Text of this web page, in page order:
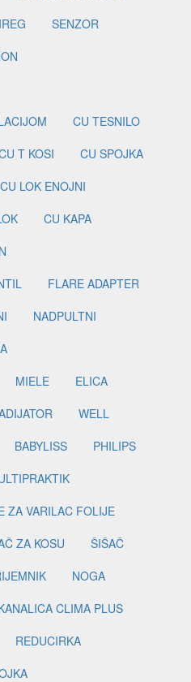
SENZOR
CU TESNILO
T KOSI
CU SPOJKA
CU LOK ENOJNI
CU KAPA
FLARE ADAPTER
NADPULTNI
MIELE
ELICA
WELL
BABYLISS
PHILIPS
ZA VARILAC FOLIJE
ZA KOSU
ŠIŠAČ
NOGA
CLIMA PLUS
REDUCIRKA